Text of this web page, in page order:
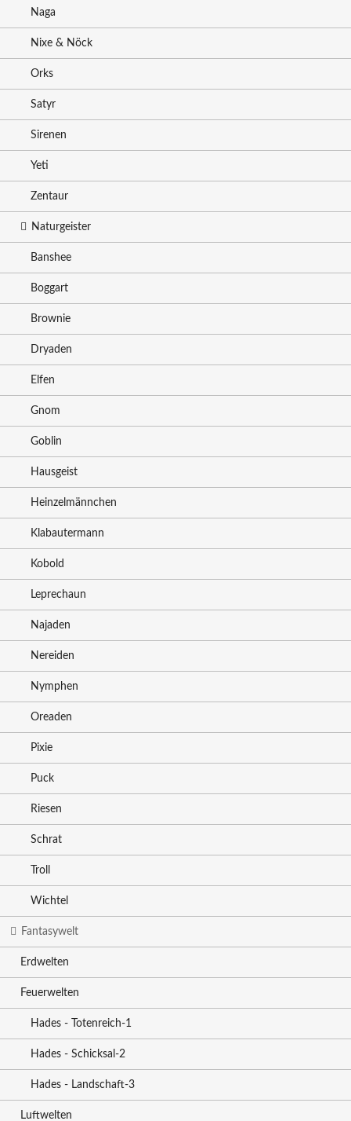
Naga
Nixe & Nöck
Orks
Satyr
Sirenen
Yeti
Zentaur
Naturgeister
Banshee
Boggart
Brownie
Dryaden
Elfen
Gnom
Goblin
Hausgeist
Heinzelmännchen
Klabautermann
Kobold
Leprechaun
Najaden
Nereiden
Nymphen
Oreaden
Pixie
Puck
Riesen
Schrat
Troll
Wichtel
Fantasywelt
Erdwelten
Feuerwelten
Hades - Totenreich-1
Hades - Schicksal-2
Hades - Landschaft-3
Luftwelten